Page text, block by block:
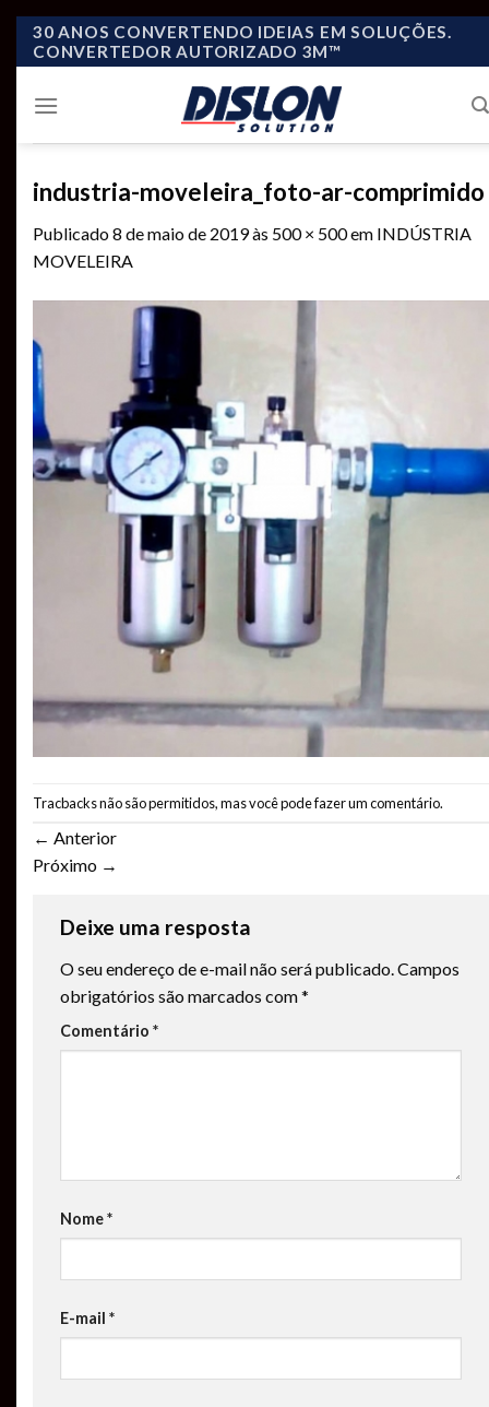
Skip
30 ANOS CONVERTENDO IDEIAS EM SOLUÇÕES.
CONVERTEDOR AUTORIZADO 3M™
industria-moveleira_foto-ar-comprimido
Publicado8 de maio de 2019às 500 × 500em INDÚSTRIA
MOVELEIRA
Tracbacks não são permitidos, mas você podefazer um comentário.
← Anterior
Próximo →
Deixe uma resposta
O seu endereço de e-mail não será publicado.Campos
obrigatórios são marcados com*
Comentário *
Nome*
E-mail *